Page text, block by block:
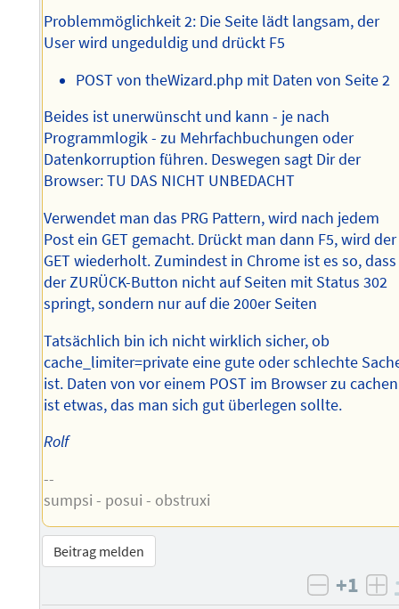
Problemmöglichkeit 2: Die Seite lädt langsam, der
User wird ungeduldig und drückt F5
POST von theWizard.php mit Daten von Seite 2
Beides ist unerwünscht und kann - je nach
Programmlogik - zu Mehrfachbuchungen oder
Datenkorruption führen. Deswegen sagt Dir der
Browser: TU DAS NICHT UNBEDACHT
Verwendet man das PRG Pattern, wird nach jedem
Post ein GET gemacht. Drückt man dann F5, wird der
GET wiederholt. Zumindest in Chrome ist es so, dass
der ZURÜCK-Button nicht auf Seiten mit Status 302
springt, sondern nur auf die 200er Seiten
Tatsächlich bin ich nicht wirklich sicher, ob
cache_limiter=private eine gute oder schlechte
ist. Daten von vor einem POST im Browser zu cachen
ist etwas, das man sich gut überlegen sollte.
Rolf
--
sumpsi - posui - obstruxi
Beitrag melden
negativ
+1